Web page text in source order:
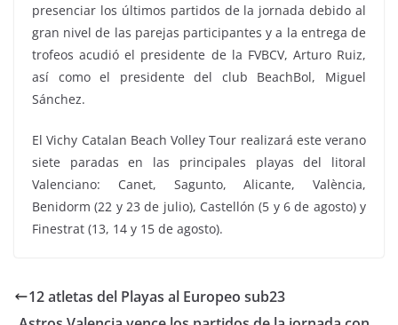
presenciar los últimos partidos de la jornada debido al
gran nivel de las parejas participantes y a la entrega de
trofeos acudió el presidente de la FVBCV, Arturo Ruiz,
así como el presidente del club BeachBol, Miguel
Sánchez.
El Vichy Catalan Beach Volley Tour realizará este verano
siete paradas en las principales playas del litoral
Valenciano: Canet, Sagunto, Alicante, València,
Benidorm (22 y 23 de julio), Castellón (5 y 6 de agosto) y
Finestrat (13, 14 y 15 de agosto).
12 atletas del Playas al Europeo sub23